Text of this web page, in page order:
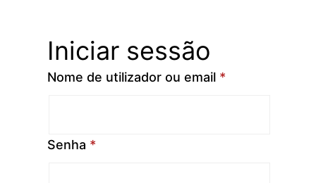
Iniciar sessão
Nome de utilizador ou email *
Senha *